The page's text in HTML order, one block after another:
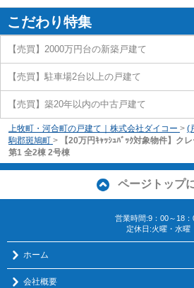
こだわり特集
【売買】2000万円台の新築戸建て
【売買】駐車場2台以上の戸建て
【売買】築20年以内の中古戸建て
上牧町・河合町の戸建て｜株式会社ダイコー > (
駒郡斑鳩町 >
【20万円ｷｬｯｼｭﾊﾞｯｸ対象物件】ク
第1 全2棟 2号棟
ページトップ
営業時間:9：00～18：
定休日:火曜・水曜
ホーム
会社概要